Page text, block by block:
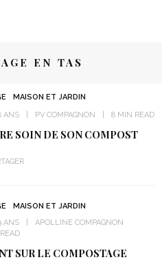
EN TAS
MAISON ET JARDIN
ANS
PV COMPAGNON 8 MIN READ
SOIN DE SON COMPOST
MAISON ET JARDIN
ANS
APOLLINE COMPAGNON
SUR LE COMPOSTAGE